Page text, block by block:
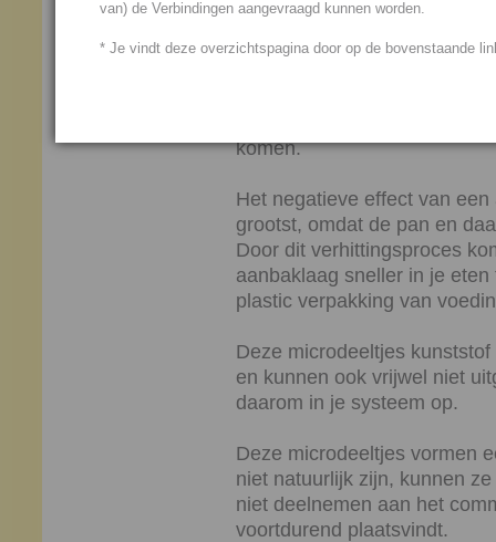
Dat betekent dat
kunnen komen en dus ook
komen.
Het negatieve effect van
grootst, omdat de pan en
Door dit verhittingsproces
aanbaklaag sneller in je
plastic verpakking van
Deze microdeeltjes
en kunnen ook vrijwel niet
daarom in je systeem op.
Deze microdeeltjes vormen
niet natuurlijk zijn, kunnen
niet deelnemen aan het
voortdurend plaatsvindt.
van) de Verbindingen aangevraagd kunnen worden.
* Je vindt deze overzichtspagina door op de bovenstaande